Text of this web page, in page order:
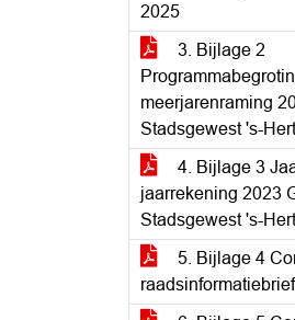
2025
3. Bijlage 2
meerjarenraming
Stadsgewest 's-
4. Bijlage 3
jaarrekening 2023
Stadsgewest 's-
5. Bijlage 4
raadsinformatiebrief